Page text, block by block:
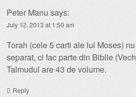
Peter Manu says:
July 12, 2013 at 1:50 am
Torah (cele 5 carti ale lui Moses)
separat, ci fac parte din Biblie
Talmudul are 43 de volume.
Reply